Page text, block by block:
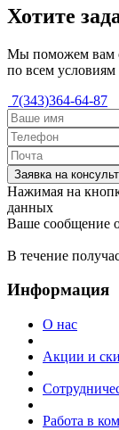
Хотите
Мы поможем вам
по всем
7(343)364-64-87
Заявка на
Нажимая на
данных
Ваше сообщение
В течение
Информация
О нас
Акции и
Работа в